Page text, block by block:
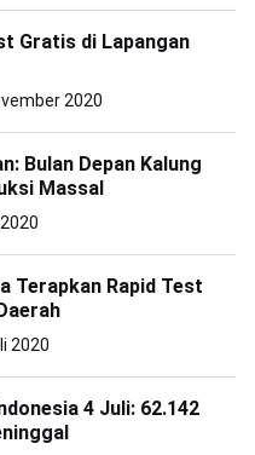
Gratis di Lapangan
2020
Bulan Depan Kalung
Massal
Terapkan Rapid Test
2020
4 Juli: 62.142